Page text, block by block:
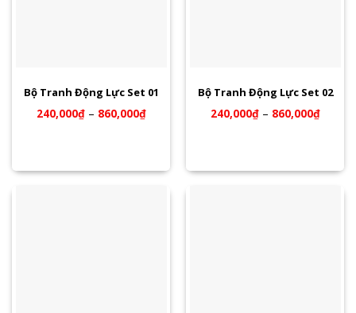
Bộ Tranh Động Lực Set 01
240,000₫– 860,000₫
Bộ Tranh Động Lực Set 02
240,000₫– 860,000₫